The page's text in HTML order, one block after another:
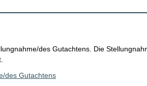
des Gutachtens. Die
des Gutachtens